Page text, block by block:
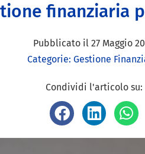
finanziaria
Pubblicato il 27 Maggio
Categorie: Gestione
Condividi l'articolo su: